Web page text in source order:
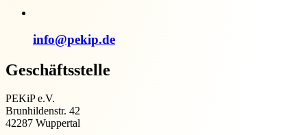
info@pekip.de
Geschäftsstelle
PEKiP e.V.
Brunhildenstr. 42
42287 Wuppertal